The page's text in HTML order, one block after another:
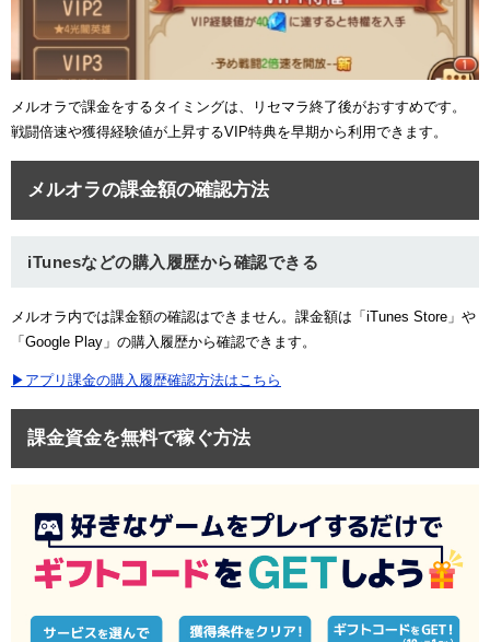
メルオラで課金をするタイミングは、リセマラ終了後がおすすめです。
戦闘倍速や獲得経験値が上昇するVIP特典を早期から利用できます。
メルオラの課金額の確認方法
iTunesなどの購入履歴から確認できる
メルオラ内では課金額の確認はできません。課金額は「iTunes Store」や
「Google Play」の購入履歴から確認できます。
▶アプリ課金の購入履歴確認方法はこちら
課金資金を無料で稼ぐ方法